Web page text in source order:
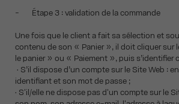
- Étape 3 : validation de la commande
Une fois que le client a fait sa sélection et
contenu de son « Panier », il doit cliquer sur
le panier » ou « Paiement », puis s’identifier
• S’il dispose d’un compte sur le Site Web :
identifiant et son mot de passe ;
• S'il/elle ne dispose pas d'un compte sur le